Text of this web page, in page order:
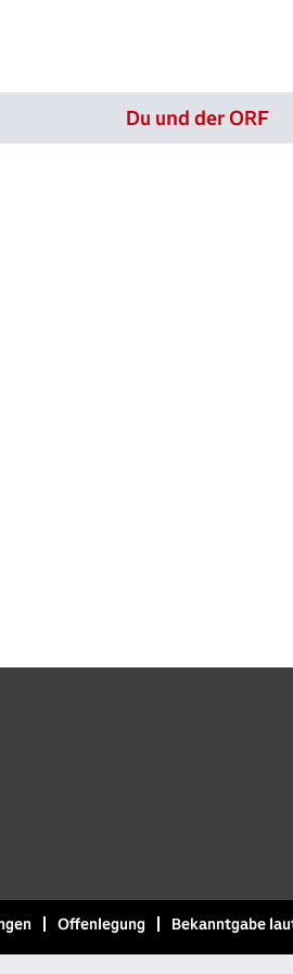
Du und der ORF
Offenlegung Bekanntgabe